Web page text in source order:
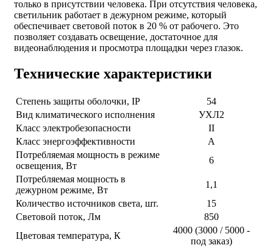
только в присутствии человека. При отсутствия человека,
светильник работает в дежурном режиме, который
обеспечивает световой поток в 20 % от рабочего. Это
позволяет создавать освещение, достаточное для
видеонаблюдения и просмотра площадки через глазок.
Технические характеристики
Степень защиты оболочки, IP
54
Вид климатического исполнения
УХЛ2
Класс электробезопасности
II
Класс энергоэффективности
А
Потребляемая мощность в режиме
освещения, Вт
6
Потребляемая мощность в
дежурном режиме, Вт
1,1
Количество источников света, шт.
15
Световой поток, Лм
850
Цветовая температура, К
4000 (3000 / 5000 -
под заказ)